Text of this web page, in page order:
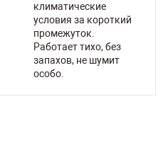
климатические
условия за короткий
промежуток.
Работает тихо, без
запахов, не шумит
особо.